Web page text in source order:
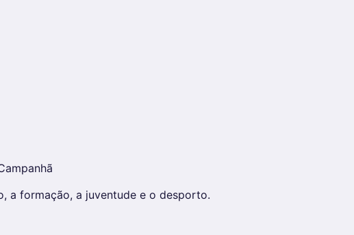
a formação, a juventude e o desporto.